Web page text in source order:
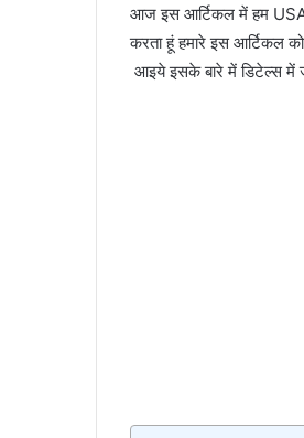
आज इस आर्टिकल में हम USA
करता हूं हमारे इस आर्टिकल
आइये इसके बारे में डिटेल्स में